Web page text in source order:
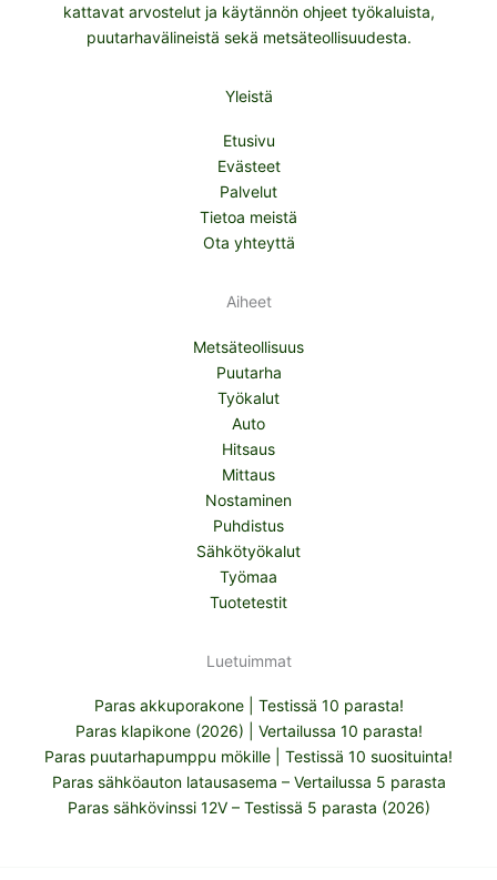
kattavat arvostelut ja käytännön ohjeet työkaluista,
puutarhavälineistä sekä metsäteollisuudesta.
Yleistä
Etusivu
Evästeet
Palvelut
Tietoa meistä
Ota yhteyttä
Aiheet
Metsäteollisuus
Puutarha
Työkalut
Auto
Hitsaus
Mittaus
Nostaminen
Puhdistus
Sähkötyökalut
Työmaa
Tuotetestit
Luetuimmat
Paras akkuporakone | Testissä 10 parasta!
Paras klapikone (2026) | Vertailussa 10 parasta!
Paras puutarhapumppu mökille | Testissä 10 suosituinta!
Paras sähköauton latausasema – Vertailussa 5 parasta
Paras sähkövinssi 12V – Testissä 5 parasta (2026)